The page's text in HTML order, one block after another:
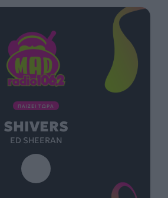
ΠΑΙΖΕΙ ΤΩΡΑ
SHIVERS
ED SHEERAN